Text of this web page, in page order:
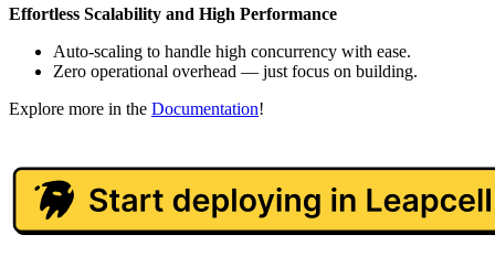
Effortless Scalability and High Performance
Auto-scaling to handle high concurrency with ease.
Zero operational overhead — just focus on building.
Explore more in the Documentation!